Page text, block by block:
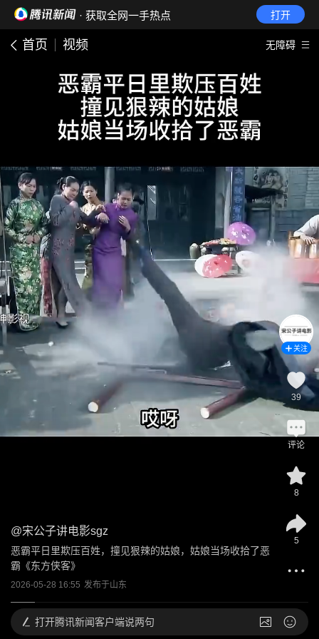
· 获取全网一手热点 打开
首页 视频 无障碍
@宋公子讲电影sgz
恶霸平日里欺压百姓，撞见狠辣的姑娘，姑娘当场收拾了恶
霸《东方侠客》
2026-05-28 16:55 发布于山东
关注
39
评论
8
5
打开腾讯新闻客户端说两句